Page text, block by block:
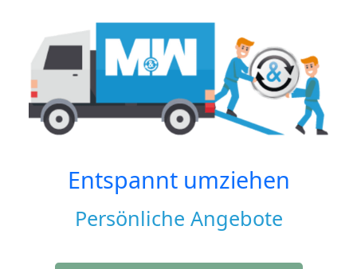
Entspannt umziehen
Persönliche Angebote